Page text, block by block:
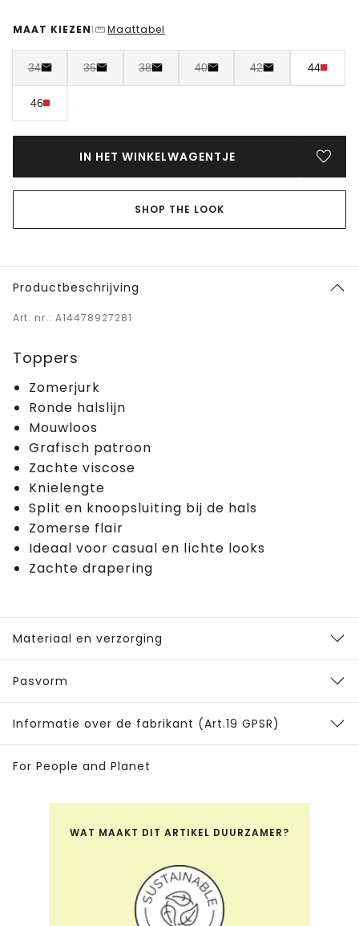
MAAT KIEZEN | Maattabel
34 36 38 40 42 44
46
IN HET WINKELWAGENTJE
SHOP THE LOOK
Productbeschrijving
Art. nr.: A14478927281
Toppers
Zomerjurk
Ronde halslijn
Mouwloos
Grafisch patroon
Zachte viscose
Knielengte
Split en knoopsluiting bij de hals
Zomerse flair
Ideaal voor casual en lichte looks
Zachte drapering
Materiaal en verzorging
Pasvorm
Informatie over de fabrikant (Art.19 GPSR)
For People and Planet
WAT MAAKT DIT ARTIKEL DUURZAMER?